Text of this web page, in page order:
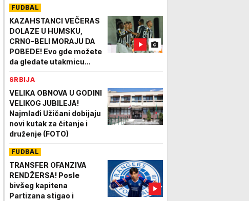
FUDBAL
KAZAHSTANCI VEČERAS
DOLAZE U HUMSKU,
CRNO-BELI MORAJU DA
POBEDE! Evo gde možete
da gledate utakmicu
SRBIJA
VELIKA OBNOVA U GODINI
VELIKOG JUBILEJA!
Najmlađi Užičani dobijaju
novi kutak za čitanje i
druženje (FOTO)
FUDBAL
TRANSFER OFANZIVA
RENDŽERSA! Posle
bivšeg kapitena
Partizana stigao i